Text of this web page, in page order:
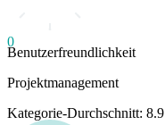
0
Benutzerfreundlichkeit
Projektmanagement
Kategorie-Durchschnitt: 8.9